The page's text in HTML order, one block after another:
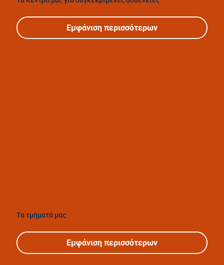
Εμφάνιση περισσότερων
Τα τμήματά μας
Εμφάνιση περισσότερων